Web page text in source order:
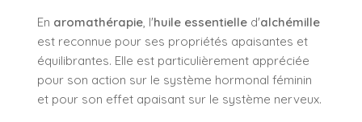
En aromathérapie, l'huile essentielle d'alchémille
est reconnue pour ses propriétés apaisantes et
équilibrantes. Elle est particulièrement appréciée
pour son action sur le système hormonal féminin
et pour son effet apaisant sur le système nerveux.